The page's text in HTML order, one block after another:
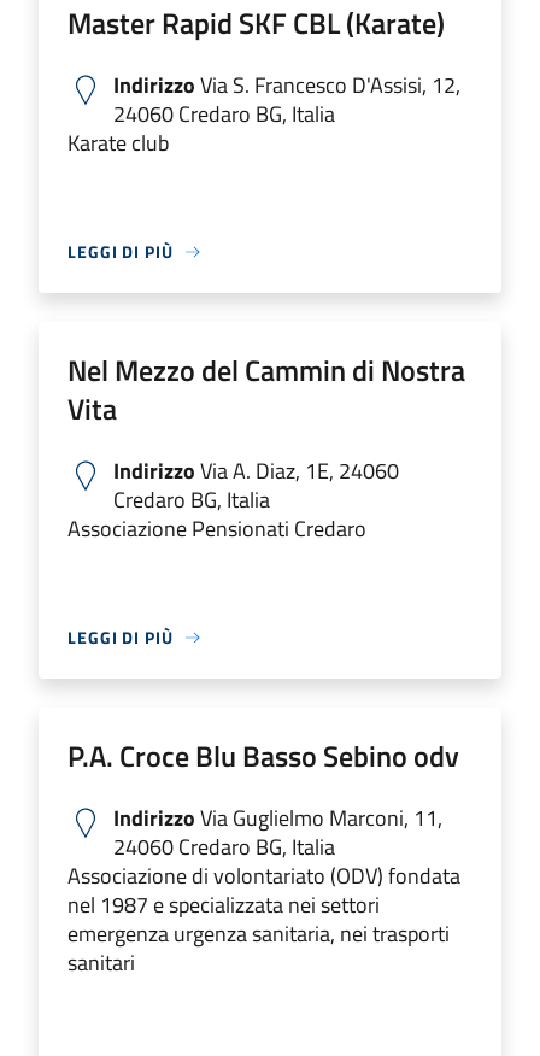
Master Rapid SKF CBL (Karate)
IndirizzoVia S. Francesco D'Assisi, 12,
24060 Credaro BG, Italia
Karate club
LEGGI DI PIÙ
Nel Mezzo del Cammin di Nostra
Vita
IndirizzoVia A. Diaz, 1E, 24060
Credaro BG, Italia
Associazione Pensionati Credaro
LEGGI DI PIÙ
P.A. Croce Blu Basso Sebino odv
IndirizzoVia Guglielmo Marconi, 11,
24060 Credaro BG, Italia
Associazione di volontariato (ODV) fondata
nel 1987 e specializzata nei settori
emergenza urgenza sanitaria, nei trasporti
sanitari